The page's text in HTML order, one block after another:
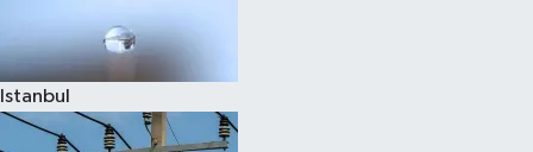
Istanbul